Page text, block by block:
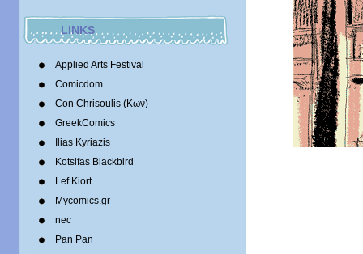
LINKS
Applied Arts Festival
Comicdom
Con Chrisoulis (Κων)
GreekComics
Ilias Kyriazis
Kotsifas Blackbird
Lef Kiort
Mycomics.gr
nec
Pan Pan